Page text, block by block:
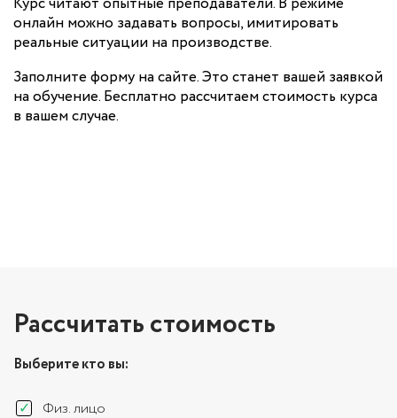
онлайн можно задавать вопросы, имитировать
реальные ситуации на производстве.
Заполните форму на сайте. Это станет вашей заявкой
на обучение. Бесплатно рассчитаем стоимость курса
в вашем случае.
Рассчитать стоимость
Выберите кто вы:
Физ. лицо